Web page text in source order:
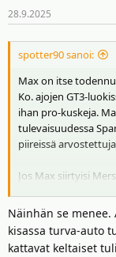
t
28.9.2025
spotter90 sanoi:
Max on itse
Ko. ajojen GT3-
ihan pro-kuskeja.
tulevaisuudessa
piireissä
Jos Max siirtyisi
Iracingissä vapaa-
Näinhän se
kisassa turva-auto
kattavat keltaiset